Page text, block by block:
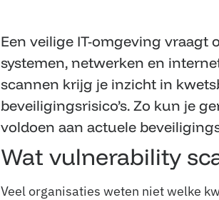
Een veilige IT-omgeving vraagt
systemen, netwerken en
scannen krijg je inzicht in
beveiligingsrisico’s. Zo kun je
voldoen aan actuele
Wat vulnerability
Veel organisaties weten niet welke